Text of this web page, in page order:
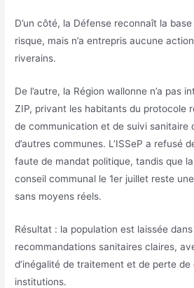
D’un côté, la Défense reconnaît la
risque, mais n’a entrepris aucune
riverains.
De l’autre, la Région wallonne n’a pas
ZIP, privant les habitants du protocole
de communication et de suivi sanitaire
d’autres communes. L’ISSeP a refusé
faute de mandat politique, tandis que
conseil communal le 1er juillet reste
sans moyens réels.
Résultat : la population est laissée
recommandations sanitaires claires,
d’inégalité de traitement et de perte
institutions.